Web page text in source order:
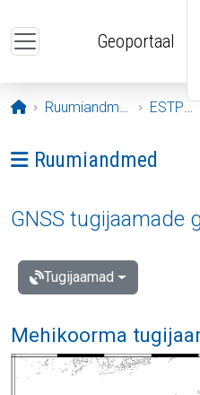
Geoportaal
Avaleht
Ruumiandmed ESTPOS
Ava menüü:
Ruumiandmed
GNSS tugijaamade
Tugijaamad
Mehikoorma